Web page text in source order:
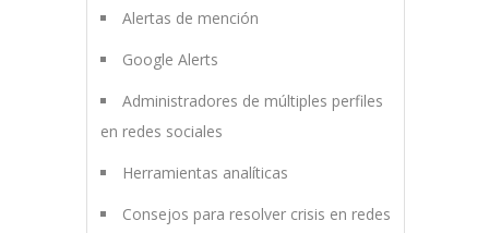
Alertas de mención
Google Alerts
Administradores de múltiples perfiles
en redes sociales
Herramientas analíticas
Consejos para resolver crisis en redes